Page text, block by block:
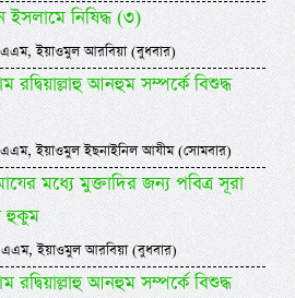
ইসলামে নিষিদ্ধ (৩)
ইয়াওমুল আরবিয়া (বুধবার)
রদ্বিয়াল্লাহু আনহুম সম্পর্কে বিশুদ্ধ
ইয়াওমুল ইছনাইনিল আযীম (সোমবার)
মধ্যে মুক্তাদির জন্য পবিত্র সূরা
হুকুম
ইয়াওমুল আরবিয়া (বুধবার)
রদ্বিয়াল্লাহু আনহুম সম্পর্কে বিশুদ্ধ